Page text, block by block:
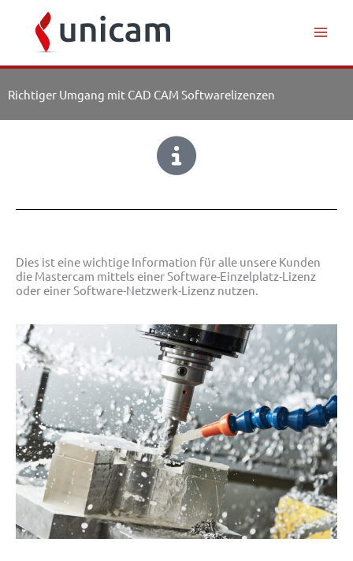
springen
springen
Richtiger Umgang mit CAD CAM Softwarelizenzen
Dies ist eine wichtige Information für alle unsere Kunden
die Mastercam mittels einer Software-Einzelplatz-Lizenz
oder einer Software-Netzwerk-Lizenz nutzen.